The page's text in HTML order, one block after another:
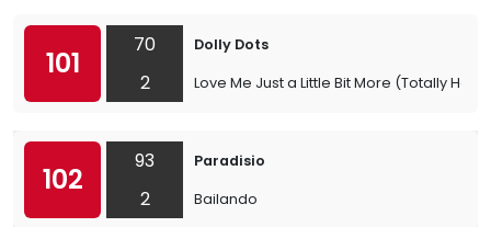
101
70
2
Dolly Dots
Love Me Just a Little Bit More (Totally
102
93
2
Paradisio
Bailando